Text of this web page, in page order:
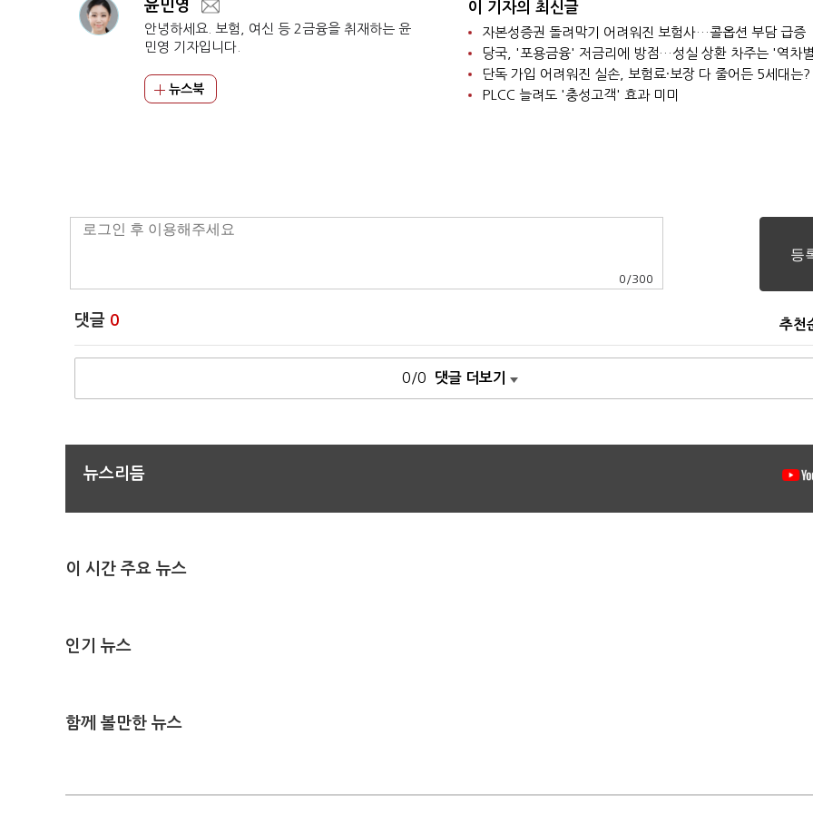
윤민영
안녕하세요. 보험, 여신 등 2금융을 취재하는 윤
민영 기자입니다.
뉴스북
이 기자의 최신글
자본성증권 돌려막기 어려워진 보험사…콜옵션 부담 급증
당국, '포용금융' 저금리에 방점…성실 상환 차주는 '역차
단독 가입 어려워진 실손, 보험료·보장 다 줄어든 5세대는?
PLCC 늘려도 '충성고객' 효과 미미
0 /300
댓글 0 추천
0/0 댓글 더보기
뉴스리듬
이 시간 주요 뉴스
인기 뉴스
함께 볼만한 뉴스